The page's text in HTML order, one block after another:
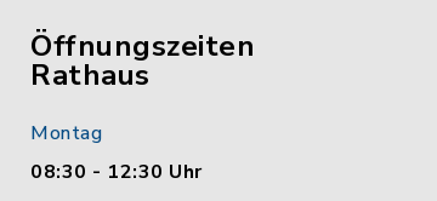
Öffnungszeiten
Rathaus
Montag
08:30 - 12:30 Uhr